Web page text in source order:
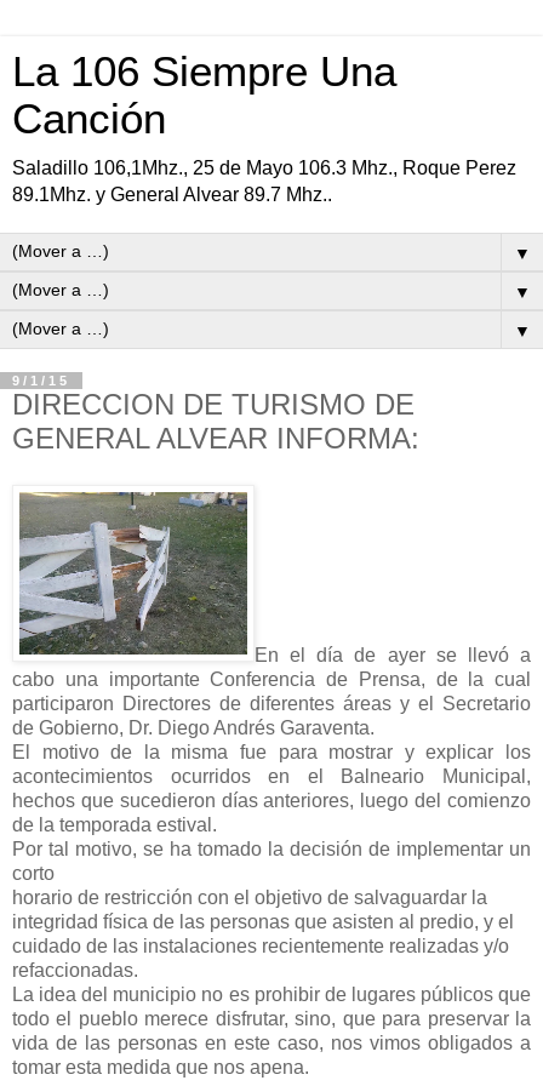
La 106 Siempre Una
Canción
Saladillo 106,1Mhz., 25 de Mayo 106.3 Mhz., Roque Perez
89.1Mhz. y General Alvear 89.7 Mhz..
▼
▼
▼
9/1/15
DIRECCION DE TURISMO DE
GENERAL ALVEAR INFORMA:
En el día de ayer se llevó a
cabo una importante Conferencia de Prensa, de la cual
participaron Directores de diferentes áreas y el Secretario
de Gobierno, Dr. Diego Andrés Garaventa.
El motivo de la misma fue para mostrar y explicar los
acontecimientos ocurridos en el Balneario Municipal,
hechos que sucedieron días anteriores, luego del comienzo
de la temporada estival.
Por tal motivo, se ha tomado la decisión de implementar un
corto
horario de restricción con el objetivo de salvaguardar la
integridad física de las personas que asisten al predio, y el
cuidado de las instalaciones recientemente realizadas y/o
refaccionadas.
La idea del municipio no es prohibir de lugares públicos que
todo el pueblo merece disfrutar, sino, que para preservar la
vida de las personas en este caso, nos vimos obligados a
tomar esta medida que nos apena.